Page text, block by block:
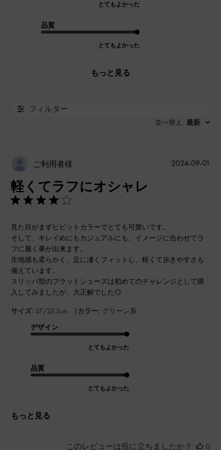
とてもよかった
品質
とてもよかった
もっと見る
フィルター
並べ替え : 最新
ご利用者様
軽くてラフにオシャレ
見た目がまずビビットカラーでとても可愛いです。
そして、キレイめにもカジュアルにも、イメージに合わせてラ
フに履く事が出来ます。
生地感も柔らかく、足に凄くフィットし、軽くて歩きやすさも
備えています。
スリッパ型のフラットシューズは初めてのチャレンジとして購
入してみましたが、大正解でした◎
サイズ: 37/23.5cm | カラー: グリーン系
デザイン
とてもよかった
品質
とてもよかった
もっと見る
2024-09-01
このレビューは役に立ちましたか？ 0